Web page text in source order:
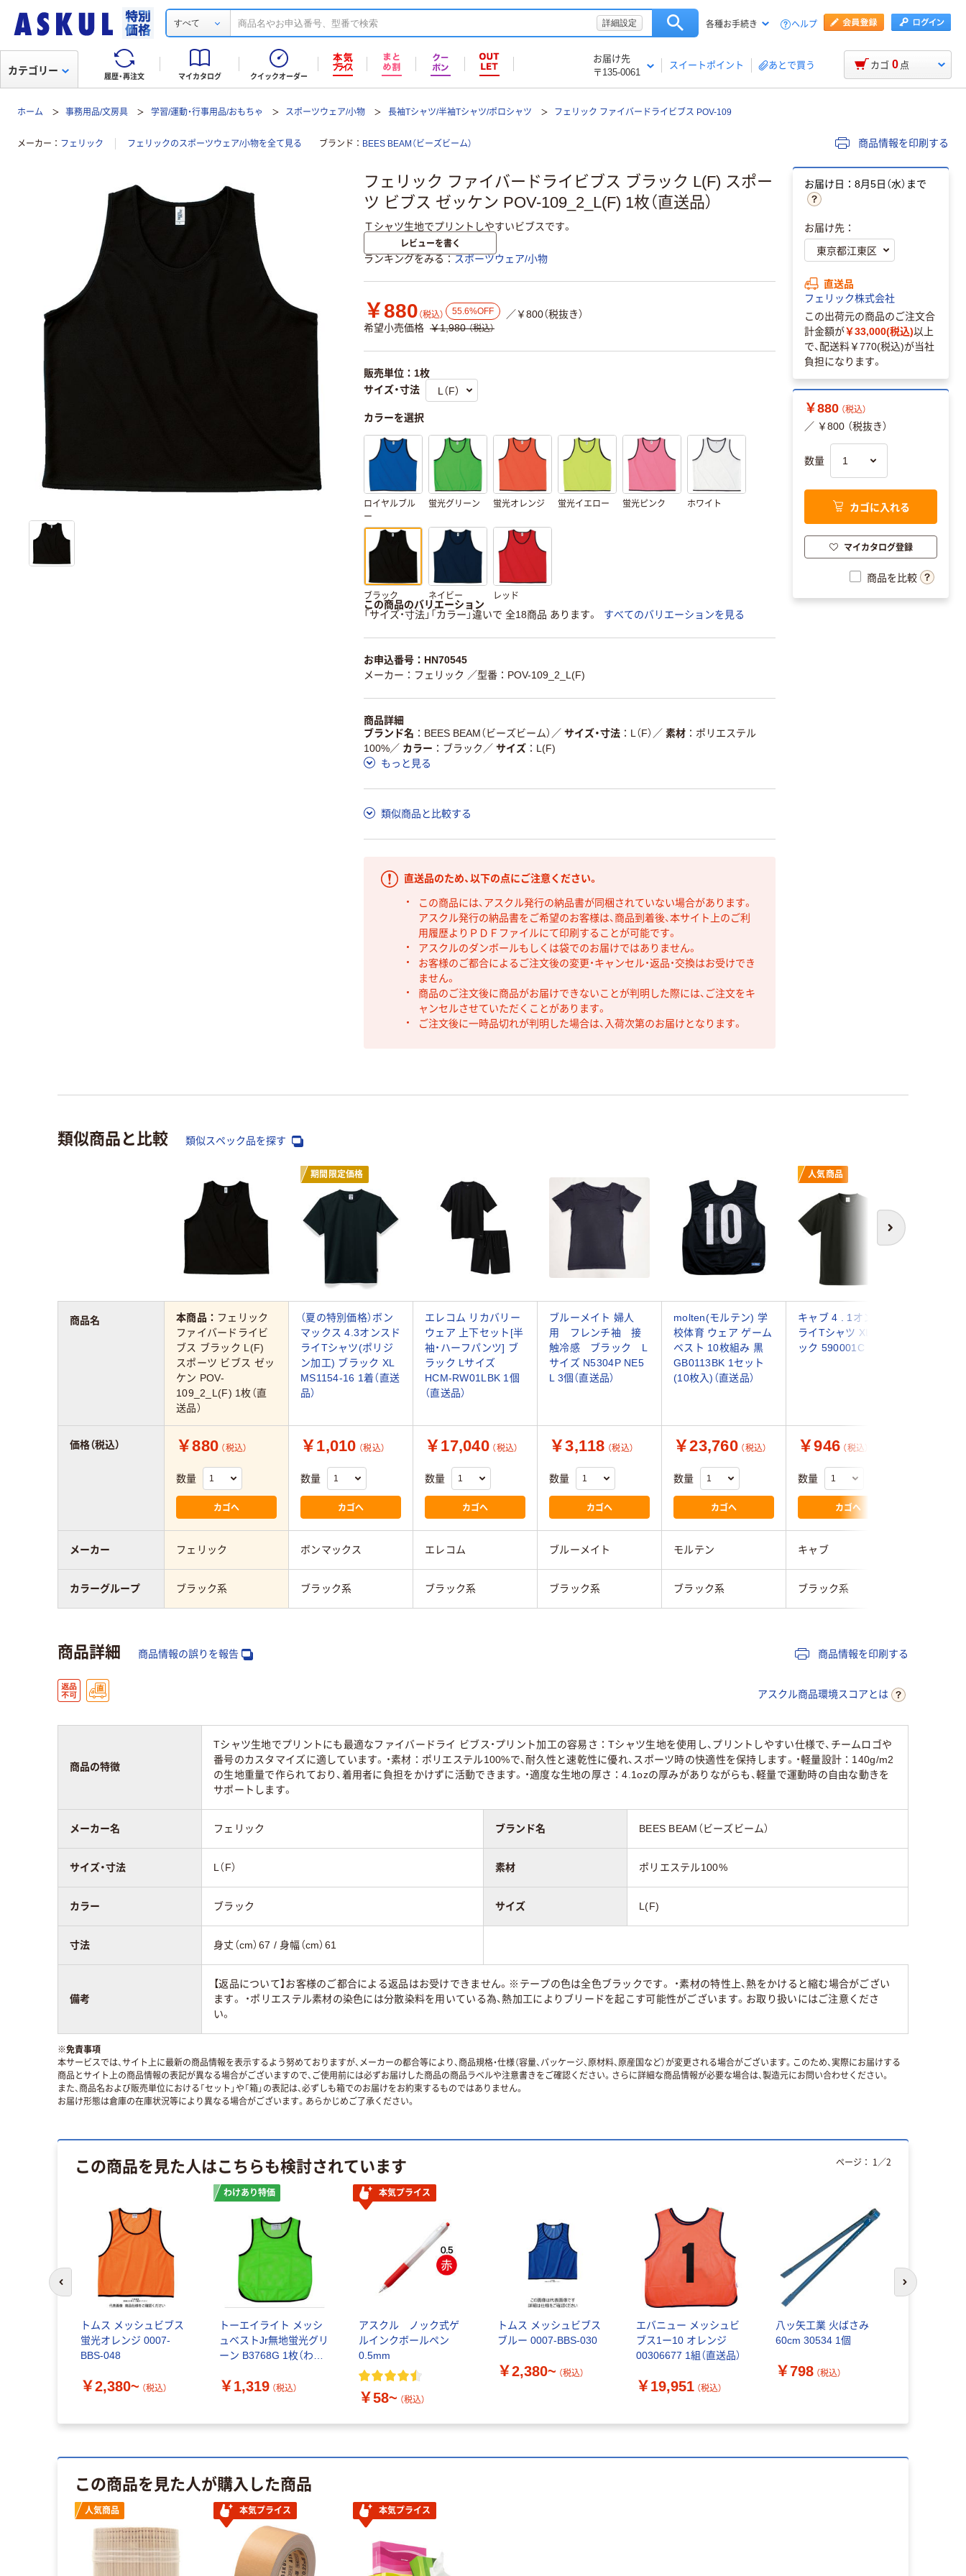
すべて 詳細設定 各種お手続き ヘルプ
履歴・再注文 マイカタログ クイックオーダー
お届け先
〒135-0061
スイートポイント あとで買う
カテゴリー カゴ 0 点
ホーム 事務用品/文房具 学習/運動・行事用品/おもちゃ スポーツウェア/小物 長袖Tシャツ/半袖Tシャツ/ポロシャツ フェリック ファイバードライビブス POV-109
メーカー フェリック フェリックのスポーツウェア/小物を全て見る ブランド BEES BEAM（ビーズビーム） 商品情報を印刷する
フェリック ファイバードライビブス ブラック L(F) スポー
ツ ビブス ゼッケン POV-109_2_L(F) 1枚（直送品）
Ｔシャツ生地でプリントしやすいビブスです。
レビューを書く
ランキングをみる スポーツウェア/小物
￥880 （税込） 55.6%OFF
／￥800（税抜き）
希望小売価格 ￥1,980 （税込）
販売単位：1枚
サイズ・寸法
カラーを選択
ロイヤルブル
ー
蛍光グリーン 蛍光オレンジ 蛍光イエロー 蛍光ピンク ホワイト
ブラック ネイビー レッド
この商品のバリエーション
「サイズ・寸法」「カラー」違いで 全18商品 あります。
すべてのバリエーションを見る
お申込番号：HN70545
メーカー：フェリック ／型番：POV-109_2_L(F)
商品詳細
ブランド名
BEES BEAM（ビーズビーム） ／ サイズ・寸法 L（F） ／ 素材
ポリエステル
100%／ カラー ブラック ／ サイズ
L(F)
もっと見る
類似商品と比較する
直送品のため、以下の点にご注意ください。
この商品には、アスクル発行の納品書が同梱されていない場合があります。
アスクル発行の納品書をご希望のお客様は、商品到着後、本サイト上のご利
用履歴よりＰＤＦファイルにて印刷することが可能です。
アスクルのダンボールもしくは袋でのお届けではありません。
お客様のご都合によるご注文後の変更・キャンセル・返品・交換はお受けでき
ません。
商品のご注文後に商品がお届けできないことが判明した際には、ご注文をキ
ャンセルさせていただくことがあります。
ご注文後に一時品切れが判明した場合は、入荷次第のお届けとなります。
お届け日：8月5日（水）まで
お届け先：
直送品
フェリック株式会社
この出荷元の商品のご注文合
計金額が￥33,000(税込)以上
で、配送料￥770(税込)が当社
負担になります。
￥880 （税込）
／ ￥800 （税抜き）
数量
カゴに入れる
マイカタログ登録
商品を比較
類似商品と比較 類似スペック品を探す
次へ
期間限定価格 人気商品
本商品： フェリック
ファイバードライビ
ブス ブラック L(F)
スポーツ ビブス ゼッ
ケン POV-
109_2_L(F) 1枚（直
送品）
（夏の特別価格）ボン
マックス 4.3オンスド
ライTシャツ(ポリジ
ン加工) ブラック XL
MS1154-16 1着（直送
品）
エレコム リカバリー
ウェア 上下セット[半
袖・ハーフパンツ] ブ
ラック Lサイズ
HCM-RW01LBK 1個
（直送品）
ブルーメイト 婦人
用 フレンチ袖 接
触冷感 ブラック L
サイズ N5304P NE5
L 3個（直送品）
molten(モルテン) 学
校体育 ウェア ゲーム
ベスト 10枚組み 黒
GB0113BK 1セット
(10枚入)（直送品）
キャブ 4 . 1オンス ド
ライTシャツ XL ブラ
ック 590001C 1個
￥880 （税込）
数量
カゴへ
￥1,010 （税込）
数量
カゴへ
￥17,040 （税込）
数量
カゴへ
￥3,118 （税込）
数量
カゴへ
￥23,760 （税込）
数量
カゴへ
￥946 （税込）
数量
カゴへ
フェリック ボンマックス エレコム ブルーメイト モルテン キャブ
ブラック系 ブラック系 ブラック系 ブラック系 ブラック系 ブラック系
商品名
価格（税込）
メーカー
カラーグループ
商品詳細 商品情報の誤りを報告 商品情報を印刷する
アスクル商品環境スコアとは
商品の特徴
Tシャツ生地でプリントにも最適なファイバードライ ビブス・プリント加工の容易さ：Tシャツ生地を使用し、プリントしやすい仕様で、チームロゴや
番号のカスタマイズに適しています。・素材：ポリエステル100%で、耐久性と速乾性に優れ、スポーツ時の快適性を保持します。・軽量設計：140g/m2
の生地重量で作られており、着用者に負担をかけずに活動できます。・適度な生地の厚さ：4.1ozの厚みがありながらも、軽量で運動時の自由な動きを
サポートします。
メーカー名 フェリック ブランド名 BEES BEAM（ビーズビーム）
サイズ・寸法 L（F） 素材 ポリエステル100%
カラー ブラック サイズ L(F)
寸法 身丈（cm）67 / 身幅（cm）61
備考
【返品について】お客様のご都合による返品はお受けできません。※テープの色は全色ブラックです。 ・素材の特性上、熱をかけると縮む場合がござい
ます。 ・ポリエステル素材の染色には分散染料を用いている為、熱加工によりブリードを起こす可能性がございます。お取り扱いにはご注意くださ
い。
※免責事項
本サービスでは、サイト上に最新の商品情報を表示するよう努めておりますが、メーカーの都合等により、商品規格・仕様（容量、パッケージ、原材料、原産国など）が変更される場合がございます。このため、実際にお届けする
商品とサイト上の商品情報の表記が異なる場合がございますので、ご使用前には必ずお届けした商品の商品ラベルや注意書きをご確認ください。さらに詳細な商品情報が必要な場合は、製造元にお問い合わせください。
また、商品名および販売単位における「セット」や「箱」の表記は、必ずしも箱でのお届けをお約束するものではありません。
お届け形態は倉庫の在庫状況等により異なる場合がございます。あらかじめご了承ください。
この商品を見た人はこちらも検討されています
トムス メッシュビブス
蛍光オレンジ 0007-
BBS-048
￥2,380~ （税込）
わけあり特価
トーエイライト メッシ
ュベストJr無地蛍光グリ
ーン B3768G 1枚（わけ
￥1,319 （税込）
本気プライス
アスクル ノック式ゲ
ルインクボールペン
0.5mm
￥58~ （税込）
トムス メッシュビブス
ブルー 0007-BBS-030
￥2,380~ （税込）
エバニュー メッシュビ
ブス1ー10 オレンジ
00306677 1組（直送品）
￥19,951 （税込）
八ッ矢工業 火ばさみ
60cm 30534 1個
￥798 （税込）
ページ： 1 ／2
次のスライド
この商品を見た人が購入した商品
人気商品 本気プライス 本気プライス